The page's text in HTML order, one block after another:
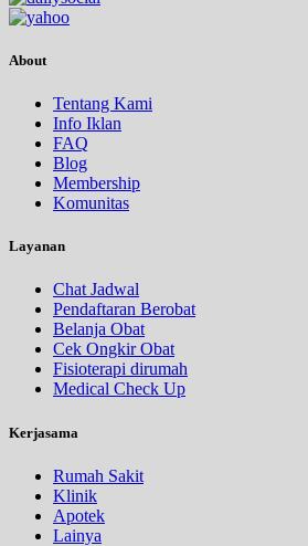
About
Tentang Kami
Info Iklan
FAQ
Blog
Membership
Komunitas
Layanan
Chat Jadwal
Pendaftaran Berobat
Belanja Obat
Cek Ongkir Obat
Fisioterapi dirumah
Medical Check Up
Kerjasama
Rumah Sakit
Klinik
Apotek
Lainya